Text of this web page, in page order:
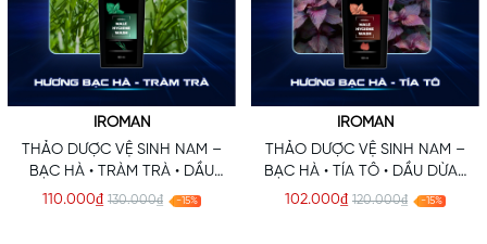
IROMAN
THẢO DƯỢC VỆ SINH NAM –
BẠC HÀ • TRÀM TRÀ • DẦU
DỪA • NIACINAMIDE
110.000₫ 130.000₫ -15%
IROMAN
THẢO DƯỢC VỆ SINH NAM –
BẠC HÀ • TÍA TÔ • DẦU DỪA •
NIACINAMIDE
102.000₫ 120.000₫ -15%